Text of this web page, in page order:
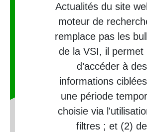
Actualités du site
moteur de
remplace pas les
de la VSI, il permet
d’accéder à des
informations
une période
choisie via
filtres ; et (2) de